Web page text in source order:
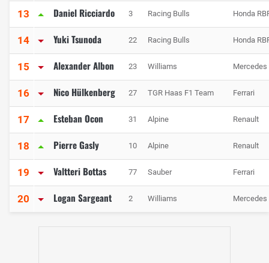
13 Daniel Ricciardo 3 Racing Bulls Honda
14 Yuki Tsunoda 22 Racing Bulls Honda
15 Alexander Albon 23 Williams Mercedes
16 Nico Hülkenberg 27 TGR Haas F1 Team Ferrari
17 Esteban Ocon 31 Alpine Renault
18 Pierre Gasly 10 Alpine Renault
19 Valtteri Bottas 77 Sauber Ferrari
20 Logan Sargeant 2 Williams Mercedes